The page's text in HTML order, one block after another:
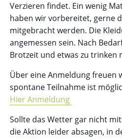
Verzieren findet. Ein wenig
haben wir vorbereitet, gerne
mitgebracht werden. Die
angemessen sein. Nach
Brotzeit und etwas zu trinken
Über eine Anmeldung freuen
spontane Teilnahme ist
Hier Anmeldung
Sollte das Wetter gar nicht
die Aktion leider absagen, in